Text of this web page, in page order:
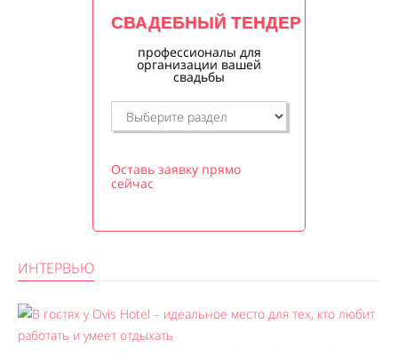
СВАДЕБНЫЙ ТЕНДЕР
профессионалы для
организации вашей
свадьбы
Оставь заявку прямо
сейчас
ИНТЕРВЬЮ